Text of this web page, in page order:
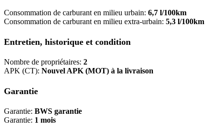
Consommation de carburant en milieu urbain: 6,7 l/100km
Consommation de carburant en milieu extra-urbain: 5,3 l/100km
Entretien, historique et condition
Nombre de propriétaires: 2
APK (CT): Nouvel APK (MOT) à la livraison
Garantie
Garantie: BWS garantie
Garantie: 1 mois